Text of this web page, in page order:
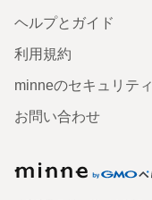
ヘルプとガイド
利用規約
minneのセキュリティ
お問い合わせ